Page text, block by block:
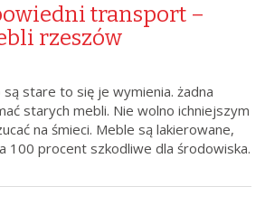
transport –
rzeszów
stare to się je wymienia. żadna
starych mebli. Nie wolno ichniejszym
na śmieci. Meble są lakierowane,
100 procent szkodliwe dla środowiska.